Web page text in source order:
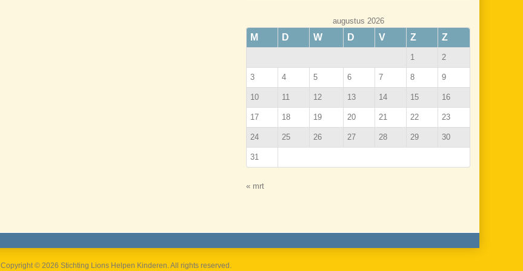
augustus 2026
M D W D V Z Z
1 2
3 4 5 6 7 8 9
10 11 12 13 14 15 16
17 18 19 20 21 22 23
24 25 26 27 28 29 30
31
« mrt
Copyright © 2026 Stichting Lions Helpen Kinderen. All rights reserved.